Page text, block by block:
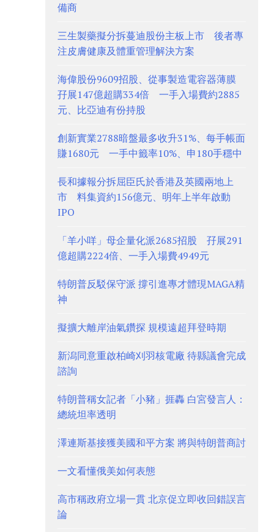
備商
三生製藥擬分拆蔓迪股份主板上市 後者專
注皮膚健康及體重管理解決方案
海偉股份9609招股、從事製造電容器薄膜
孖展147億超購334倍 一手入場費約2885
元、比亞迪有份持股
創新實業2788暗盤最多收升31%、每手帳面
賺1680元 一手中籤率10%、申180手穩中
長和據報分拆屈臣氏於香港及英國兩地上
市 料集資約156億元、明年上半年啟動
IPO
「羊小咩」母企量化派2685招股 孖展291
億超購2224倍、一手入場費4949元
特朗普反駁保守派 撐引進專才體現MAGA精
神
擬擴大離岸油氣鑽探 規模遠超拜登時期
新潟同意重啟柏崎刈羽核電廠 待縣議會完成
諮詢
特朗普稱女記者「小豬」捱轟 白宮發言人：
總統坦率透明
澤連斯基接獲美國和平方案 將與特朗普商討
一文看懂俄美如何表態
高市稱政府立場一貫 北京促立即收回錯誤言
論